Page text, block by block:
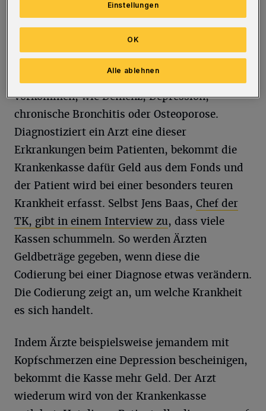
Laut der freien Journalistin Franziska Draeger
gibt es eine Liste mit 80 Krankheiten, die von
dem Fonds unterstützt werden. Darunter
vorkommen, wie Demenz, Depression,
chronische Bronchitis oder Osteoporose.
Diagnostiziert ein Arzt eine dieser
Erkrankungen beim Patienten, bekommt die
Krankenkasse dafür Geld aus dem Fonds und
der Patient wird bei einer besonders teuren
Krankheit erfasst. Selbst Jens Baas, Chef der
TK, gibt in einem Interview zu, dass viele
Kassen schummeln. So werden Ärzten
Geldbeträge gegeben, wenn diese die
Codierung bei einer Diagnose etwas verändern.
Die Codierung zeigt an, um welche Krankheit
es sich handelt.
Indem Ärzte beispielsweise jemandem mit
Kopfschmerzen eine Depression bescheinigen,
bekommt die Kasse mehr Geld. Der Arzt
wiederum wird von der Krankenkasse
Einstellungen
Alle ablehnen
OK